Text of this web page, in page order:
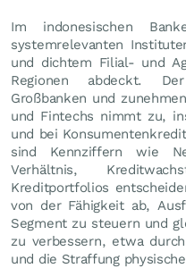
Im indonesischen
systemrelevanten
und dichtem Filial- und
Regionen abdeckt.
Großbanken und
und Fintechs nimmt zu,
und bei
sind Kennziffern wie
Verhältnis,
Kreditportfolios
von der Fähigkeit ab,
Segment zu steuern und
zu verbessern, etwa
und die Straffung